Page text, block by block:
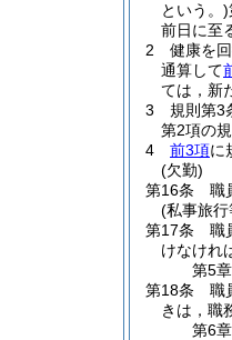
という。)
前日に至
2
健康を
通算して
ては，新
3
規則第3
第2項の
4
前3項に
(欠勤)
第16条
職
(私事旅行
第17条
職
けなけれ
第5章
第18条
職
きは，職
第6章